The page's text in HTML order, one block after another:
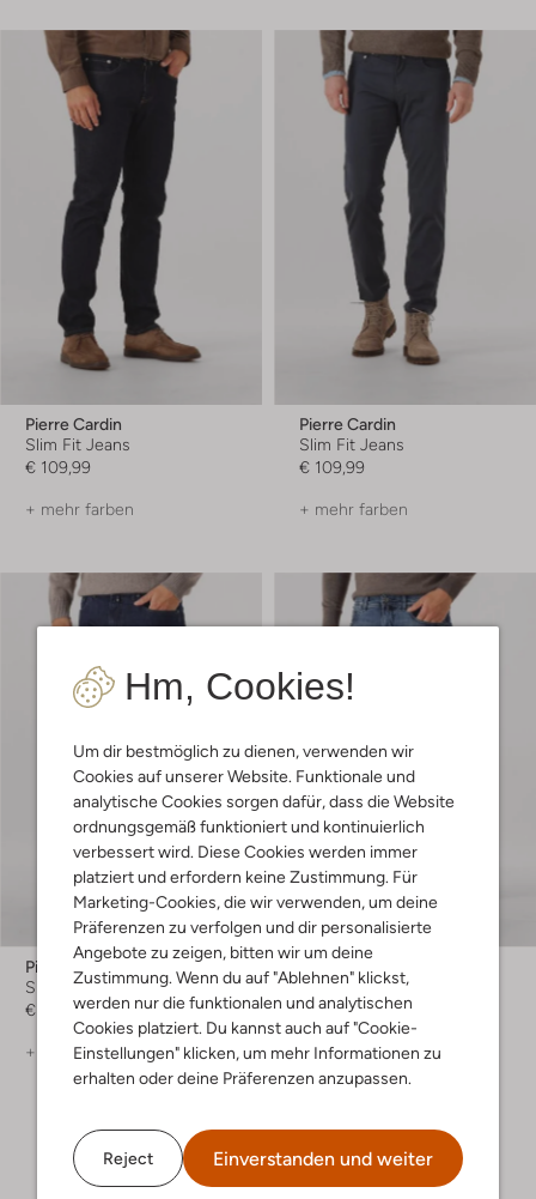
Hm, Cookies!
Um dir bestmöglich zu dienen, verwenden wir
Cookies auf unserer Website. Funktionale und
analytische Cookies sorgen dafür, dass die Website
ordnungsgemäß funktioniert und kontinuierlich
verbessert wird. Diese Cookies werden immer
platziert und erfordern keine Zustimmung. Für
Marketing-Cookies, die wir verwenden, um deine
Präferenzen zu verfolgen und dir personalisierte
Angebote zu zeigen, bitten wir um deine
Zustimmung. Wenn du auf "Ablehnen" klickst,
werden nur die funktionalen und analytischen
Cookies platziert. Du kannst auch auf "Cookie-
Einstellungen" klicken, um mehr Informationen zu
erhalten oder deine Präferenzen anzupassen.
Reject Einverstanden und weiter
Pierre Cardin
Slim Fit Jeans
€ 109,99
+ mehr farben
Pierre Cardin
Slim Fit Jeans
€ 109,99
+ mehr farben
Pierre Cardin
Slim Fit Jeans
€ 89,99
+ mehr farben
Pierre Cardin
Slim Fit Jeans
€ 89,99
+ mehr farben